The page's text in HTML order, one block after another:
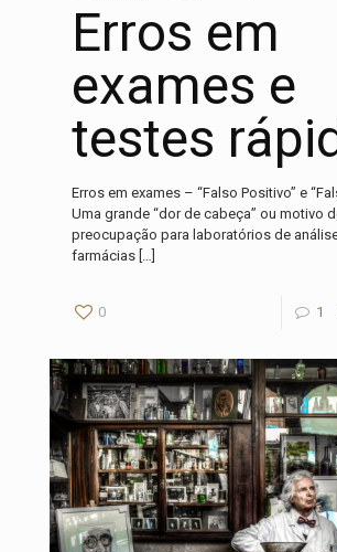
Erros em
exames e
testes
Erros em exames – “Falso Positivo” e
Uma grande “dor de cabeça” ou motivo
preocupação para laboratórios de
farmácias […]
0 1